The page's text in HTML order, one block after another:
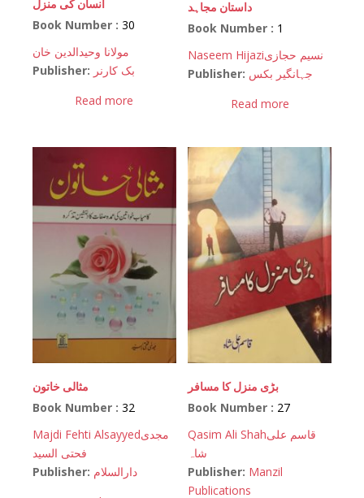
انسان کی منزل
Book Number : 30
مولانا وحیدالدین خان
Publisher: بک کارنر
Read more
داستان مجاہد
Book Number : 1
Naseem Hijaziنسیم حجازی
Publisher: جہانگیر بکس
Read more
مثالی خاتون
Book Number : 32
Majdi Fehti Alsayyedمجدی
فحتی السید
Publisher: دارالسلام
بڑی منزل کا مسافر
Book Number : 27
Qasim Ali Shahقاسم علی
شاہ
Publisher: Manzil
Publications